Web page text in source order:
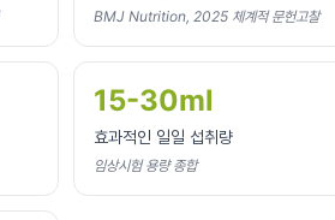
BMJ Nutrition, 2025 체계적 문헌고찰
15-30ml
효과적인 일일 섭취량
임상시험 용량 종합